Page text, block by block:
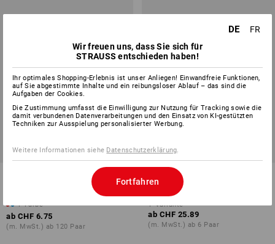
e.s. Leder-Handschuhe Mesh
1 Farbe
ab CHF 6.75
(m. MwSt.) ab 120 Paar
Leder-Forst-
Schnittschutzhandschuhe
1 Variante
ab CHF 25.89
(m. MwSt.) ab 6 Paar
DE
FR
Wir freuen uns, dass Sie sich für
STRAUSS entschieden haben!
Ihr optimales Shopping-Erlebnis ist unser Anliegen! Einwandfreie Funktionen,
auf Sie abgestimmte Inhalte und ein reibungsloser Ablauf – das sind die
Aufgaben der Cookies.
Die Zustimmung umfasst die Einwilligung zur Nutzung für Tracking sowie die
damit verbundenen Datenverarbeitungen und den Einsatz von KI-gestützten
Techniken zur Ausspielung personalisierter Werbung.
Weitere Informationen siehe Datenschutzerklärung.
Fortfahren